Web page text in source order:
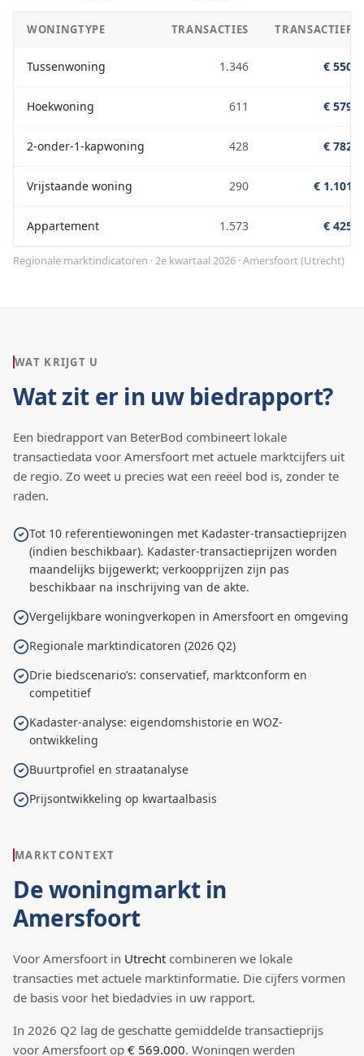
WONINGTYPE TRANSACTIES
Tussenwoning 1.346 €
Hoekwoning 611 €
2-onder-1-kapwoning 428 €
Vrijstaande woning 290 €
Appartement 1.573 €
Regionale marktindicatoren · 2e kwartaal 2026 ·Amersfoort(Utrecht)
WAT KRIJGT U
Wat zit er in uw biedrapport?
Een biedrapport van BeterBod combineert lokale
transactiedata voor Amersfoort met actuele marktcijfers uit
de regio. Zo weet u precies wat een reëel bod is, zonder te
raden.
Tot 10 referentiewoningen met Kadaster-transactieprijzen
(indien beschikbaar). Kadaster-transactieprijzen worden
maandelijks bijgewerkt; verkoopprijzen zijn pas
beschikbaar na inschrijving van de akte.
Vergelijkbare woningverkopen in Amersfoort en omgeving
Regionale marktindicatoren (2026 Q2)
Drie biedscenario’s: conservatief, marktconform en
competitief
Kadaster-analyse: eigendomshistorie en WOZ-
ontwikkeling
Buurtprofiel en straatanalyse
Prijsontwikkeling op kwartaalbasis
MARKTCONTEXT
De woningmarkt in
Amersfoort
Voor Amersfoort in Utrecht combineren we lokale
transacties met actuele marktinformatie. Die cijfers vormen
de basis voor het biedadvies in uw rapport.
In 2026 Q2 lag de geschatte gemiddelde transactieprijs
voor Amersfoort op € 569.000. Woningen werden